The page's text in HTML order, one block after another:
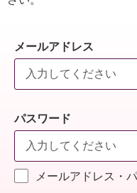
メールアドレス
パスワード
メールアドレス・